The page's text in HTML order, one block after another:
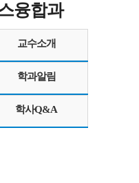
융합과
교수소개
학과알림
학사Q&A